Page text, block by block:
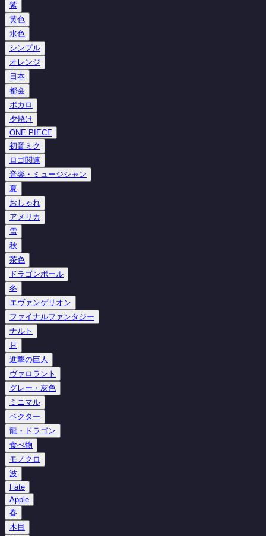
紫
黄色
水色
シンプル
オレンジ
日本
都会
ボカロ
夕焼け
ONE PIECE
初音ミク
ロゴ関連
音楽・ミュージシャン
夏
おしゃれ
アメリカ
雪
秋
茶色
ドラゴンボール
冬
エヴァンゲリオン
ファイナルファンタジー
ナルト
月
進撃の巨人
ヴァロラント
グレー・灰色
ミニマル
ベクター
龍・ドラゴン
食べ物
モノクロ
波
Fate
Apple
春
木目